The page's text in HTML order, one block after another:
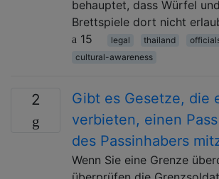
behauptet, dass Würfel
Brettspiele dort nicht
15
legal thailand
cultural-awareness
2
Gibt es Gesetze, die
verbieten, einen
des Passinhabers
Wenn Sie eine Grenze